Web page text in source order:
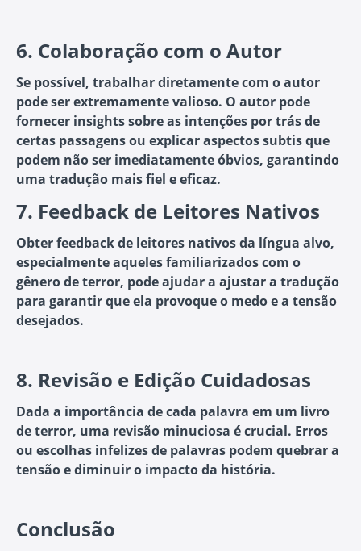
6. Colaboração com o Autor
Se possível, trabalhar diretamente com o autor
pode ser extremamente valioso. O autor pode
fornecer insights sobre as intenções por trás de
certas passagens ou explicar aspectos subtis que
podem não ser imediatamente óbvios, garantindo
uma tradução mais fiel e eficaz.
7. Feedback de Leitores Nativos
Obter feedback de leitores nativos da língua alvo,
especialmente aqueles familiarizados com o
gênero de terror, pode ajudar a ajustar a tradução
para garantir que ela provoque o medo e a tensão
desejados.
8. Revisão e Edição Cuidadosas
Dada a importância de cada palavra em um livro
de terror, uma revisão minuciosa é crucial. Erros
ou escolhas infelizes de palavras podem quebrar a
tensão e diminuir o impacto da história.
Conclusão